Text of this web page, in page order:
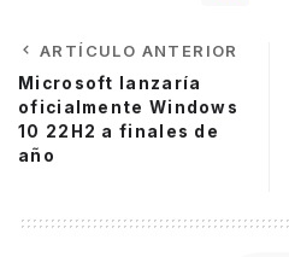
ARTÍCULO ANTERIOR
Microsoft lanzaría
oficialmente Windows
10 22H2 a finales de
año